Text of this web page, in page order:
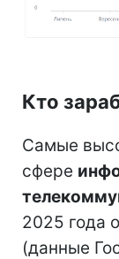
Кто
Самые
сфере
2025 года
(данные